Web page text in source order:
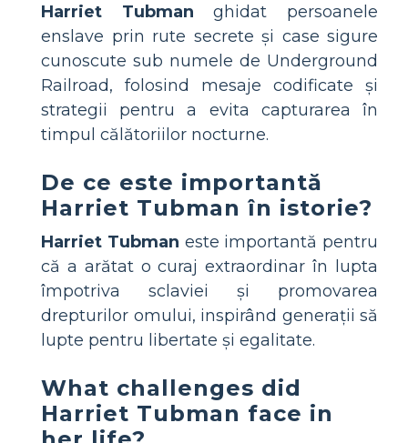
Harriet Tubman ghidat persoanele
enslave prin rute secrete și case sigure
cunoscute sub numele de Underground
Railroad, folosind mesaje codificate și
strategii pentru a evita capturarea în
timpul călătoriilor nocturne.
De ce este importantă
Harriet Tubman în istorie?
Harriet Tubman este importantă pentru
că a arătat o curaj extraordinar în lupta
împotriva sclaviei și promovarea
drepturilor omului, inspirând generații să
lupte pentru libertate și egalitate.
What challenges did
Harriet Tubman face in